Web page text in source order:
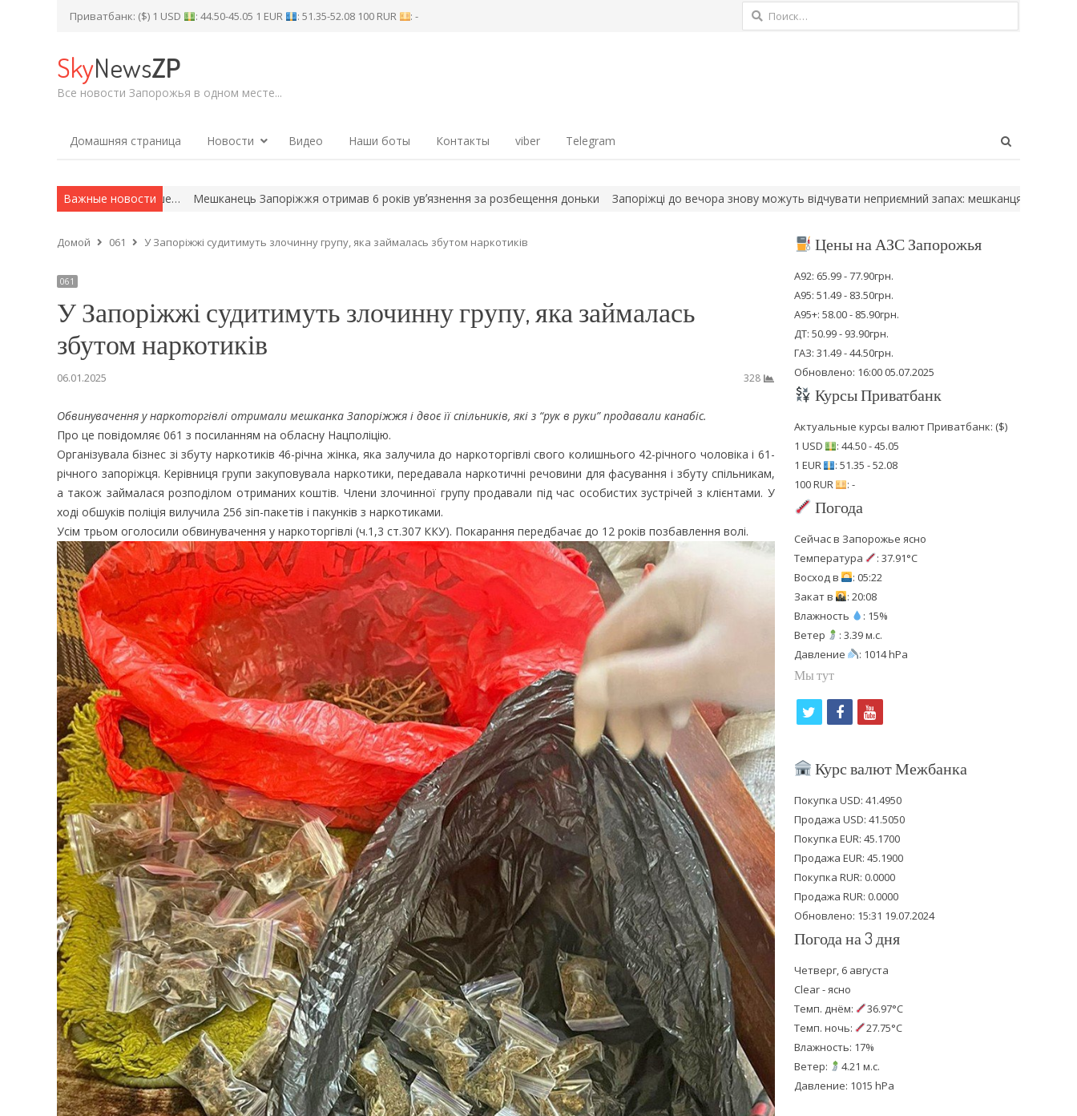
Приватбанк: ($) 1 USD : 44.50-45.05 1 EUR : 51.35-52.08 100 RUR : - Найти:
SkyNewsZP
Все новости Запорожья в одном месте...
Домашняя страница Новости Видео Наши боты Контакты viber Telegram
Важные новости
отримав 6 років увʼязнення за розбещення доньки Запоріжці до вечора знову можуть відчувати неприємний запах: мешканцям дали… Окупанти затримали 52-річного жителя
Домой 061 У Запоріжжі судитимуть злочинну групу, яка займалась збутом наркотиків
061
У Запоріжжі судитимуть злочинну групу, яка займалась
збутом наркотиків
06.01.2025 328
Обвинувачення у наркоторгівлі отримали мешканка Запоріжжя і двоє її спільників, які з “рук в руки” продавали канабіс.
Про це повідомляє 061 з посиланням на обласну Нацполіцію.
Організувала бізнес зі збуту наркотиків 46-річна жінка, яка залучила до наркоторгівлі свого колишнього 42-річного чоловіка і 61-
річного запоріжця. Керівниця групи закуповувала наркотики, передавала наркотичні речовини для фасування і збуту спільникам,
а також займалася розподілом отриманих коштів. Члени злочинної групу продавали під час особистих зустрічей з клієнтами. У
ході обшуків поліція вилучила 256 зіп-пакетів і пакунків з наркотиками.
Усім трьом оголосили обвинувачення у наркоторгівлі (ч.1,3 ст.307 ККУ). Покарання передбачає до 12 років позбавлення волі.
Цены на АЗС Запорожья
А92: 65.99 - 77.90грн.
А95: 51.49 - 83.50грн.
А95+: 58.00 - 85.90грн.
ДТ: 50.99 - 93.90грн.
ГАЗ: 31.49 - 44.50грн.
Обновлено: 16:00 05.07.2025
Курсы Приватбанк
Актуальные курсы валют Приватбанк: ($)
1 USD
: 44.50 - 45.05
1 EUR
: 51.35 - 52.08
100 RUR
: -
Погода
Сейчас в Запорожье ясно
Температура
: 37.91°C
Восход в
: 05:22
Закат в
: 20:08
Влажность
: 15%
Ветер
: 3.39 м.с.
Давление
: 1014 hPa
Мы тут
i
t
e
r
f
c
b
o
o
k
y
u
u
b
e
Курс валют Межбанка
Покупка USD: 41.4950
Продажа USD: 41.5050
Покупка EUR: 45.1700
Продажа EUR: 45.1900
Покупка RUR: 0.0000
Продажа RUR: 0.0000
Обновлено: 15:31 19.07.2024
Погода на 3 дня
Четверг, 6 августа
Clear - ясно
Темп. днём:
36.97°C
Темп. ночь:
27.75°C
Влажность: 17%
Ветер:
4.21 м.с.
Давление: 1015 hPa